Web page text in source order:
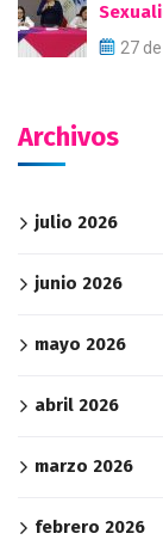
27
Archivos
julio 2026
junio 2026
mayo 2026
abril 2026
marzo 2026
febrero 2026